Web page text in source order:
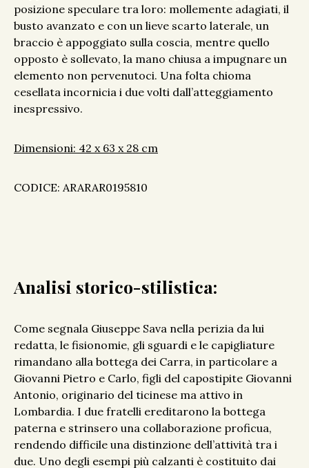
posizione speculare tra loro: mollemente adagiati, il
busto avanzato e con un lieve scarto laterale, un
braccio è appoggiato sulla coscia, mentre quello
opposto è sollevato, la mano chiusa a impugnare un
elemento non pervenutoci. Una folta chioma
cesellata incornicia i due volti dall’atteggiamento
inespressivo.
Dimensioni: 42 x 63 x 28 cm
CODICE: ARARAR0195810
Analisi storico-stilistica:
Come segnala Giuseppe Sava nella perizia da lui
redatta, le fisionomie, gli sguardi e le capigliature
rimandano alla bottega dei Carra, in particolare a
Giovanni Pietro e Carlo, figli del capostipite Giovanni
Antonio, originario del ticinese ma attivo in
Lombardia. I due fratelli ereditarono la bottega
paterna e strinsero una collaborazione proficua,
rendendo difficile una distinzione dell’attività tra i
due. Uno degli esempi più calzanti è costituito dai